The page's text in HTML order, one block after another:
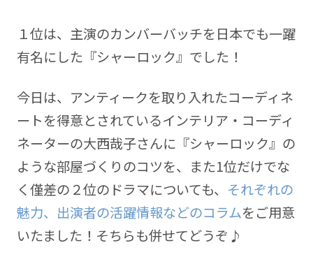
１位は、主演のカンバーバッチを日本でも一躍
有名にした『シャーロック』でした！
今日は、アンティークを取り入れたコーディネ
ートを得意とされているインテリア・コーディ
ネーターの大西哉子さんに『シャーロック』の
ような部屋づくりのコツを、また1位だけでな
く僅差の２位のドラマについても、 それぞれの
魅力、出演者の活躍情報などのコラムをご用意
いたました！そちらも併せてどうぞ♪